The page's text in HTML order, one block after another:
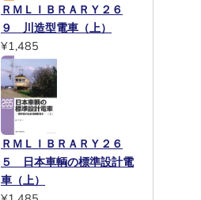
ＲＭＬＩＢＲＡＲＹ２６
９ 川造型電車（上）
¥1,485
ＲＭＬＩＢＲＡＲＹ２６
５ 日本車輌の標準設計電
車（上）